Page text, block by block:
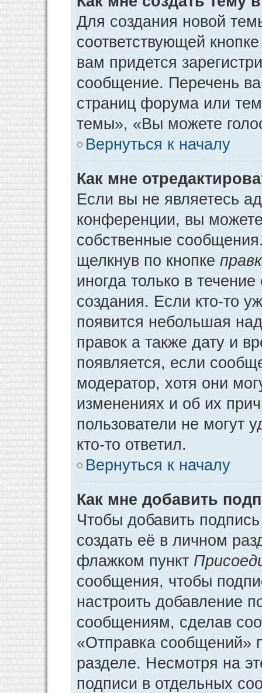
Для создания новой
соответствующей
вам придется
сообщение. Перечень
страниц форума или
темы», «Вы можете
Вернуться к началу
Как мне
Если вы не являетесь
конференции, вы можете
собственные
щелкнув по кнопке
иногда только в
создания. Если кто-то
появится небольшая
правок а также дату и
появляется, если
модератор, хотя они
изменениях и об их
пользователи не могут
кто-то ответил.
Вернуться к началу
Как мне добавить
Чтобы добавить
создать её в личном
флажком пункт
сообщения, чтобы
настроить добавление
сообщениям, сделав
«Отправка сообщений»
разделе. Несмотря на
подписи в отдельных